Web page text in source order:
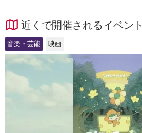
近くで開催されるイベント
音楽・芸能 映画